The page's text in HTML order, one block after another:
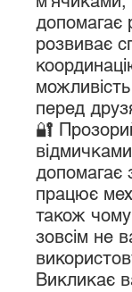
допомагає
розвиває
перед
🔐
допомагає
працює
також чому
зовсім не
Викликає